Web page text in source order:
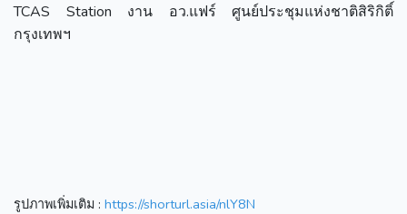
TCAS Station งาน อว.แฟร์ ศูนย์ประชุมแห่งชาติสิริกิติ์
กรุงเทพฯ
รูปภาพเพิ่มเติม : https://shorturl.asia/nlY8N